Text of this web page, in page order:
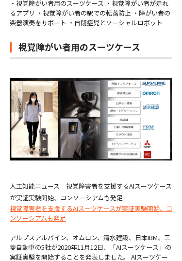
・視覚障がい者用のスーツケース ・視覚障がい者が走れ
るアプリ ・視覚障がい者の駅での転落防止 ・障がい者の
楽器演奏をサポート ・自閉症児とソーシャルロボット
視覚障がい者用のスーツケース
人工知能ニュース 視覚障害者を支援するAIスーツケース
が実証実験開始、コンソーシアムも発足
視覚障害者を支援するAIスーツケースが実証実験開始、コ
ンソーシアムも発足
アルプスアルパイン、オムロン、清水建設、日本IBM、三
菱自動車の5社が2020年11月12日、「AIスーツケース」の
実証実験を開始することを発表しました。 AIスーツケー